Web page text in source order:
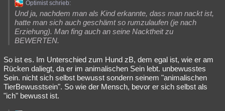
Optimist schrieb:
Und ja, nachdem man als Kind erkannte, dass man nackt ist,
hatte man sich auch geschämt so rumzulaufen (je nach
Erziehung). Man fing auch an seine Nacktheit zu
BEWERTEN.
So ist es. Im Unterschied zum Hund zB, dem egal ist, wie er am
Rücken daliegt, da er im animalischen Sein lebt. unbewusstes
Sein. nicht sich selbst bewusst sondern seinem "animalischen
TierBewusstsein". So wie der Mensch, bevor er sich selbst als
"ich" bewusst ist.